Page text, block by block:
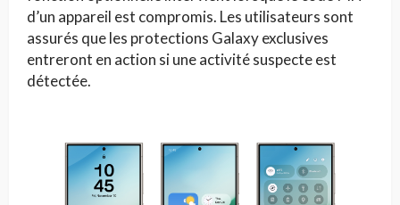
d’un appareil est compromis. Les utilisateurs sont
assurés que les protections Galaxy exclusives
entreront en action si une activité suspecte est
détectée.